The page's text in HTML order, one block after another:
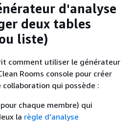
d'analyse
deux tables
liste)
comment utiliser le générateur
Rooms console pour créer
qui possède :
chaque membre) qui
la règle d'analyse